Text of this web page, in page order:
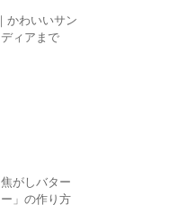
かわいいサン
ィアまで
がしバター
」の作り方